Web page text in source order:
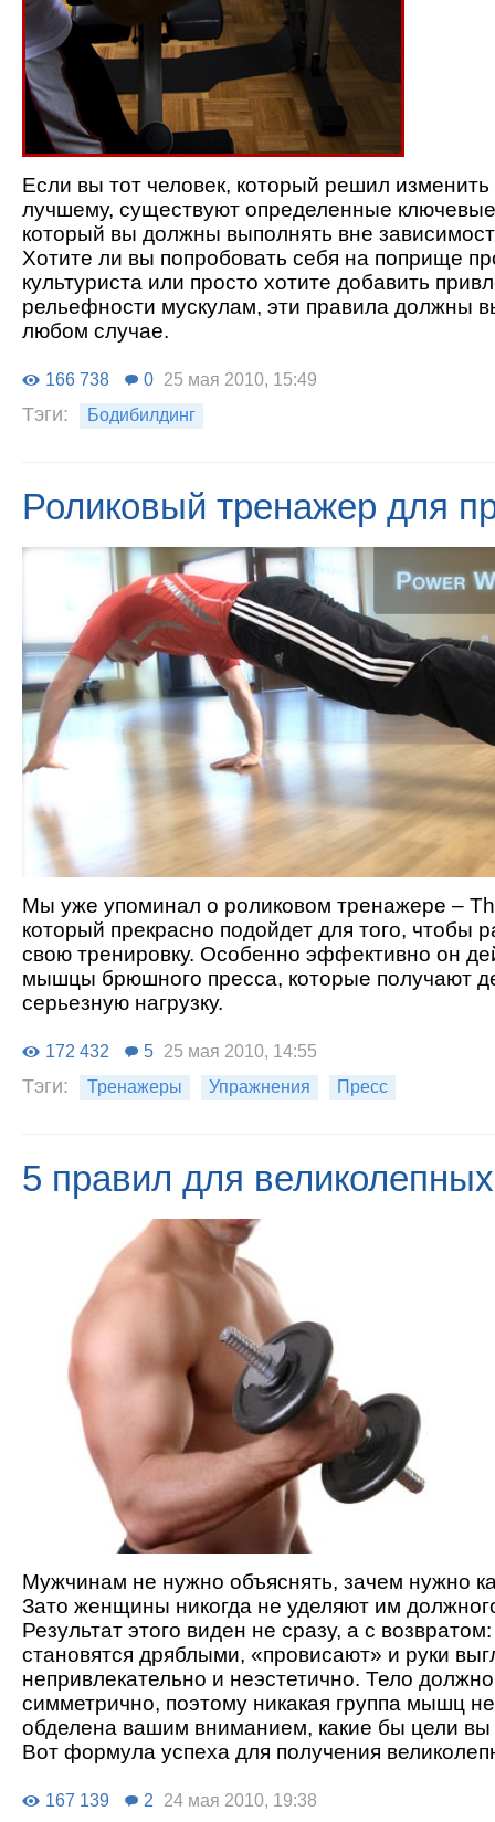
Если вы тот человек, который решил изменить
лучшему, существуют определенные
который вы должны выполнять вне
Хотите ли вы попробовать себя на поприще
культуриста или просто хотите добавить
рельефности мускулам, эти правила должны
любом случае.
166 738 0 25 мая 2010, 15:49
Тэги: Бодибилдинг
Роликовый тренажер для
Мы уже упоминал о роликовом тренажере –
который прекрасно подойдет для того, чтобы
свою тренировку. Особенно эффективно он
мышцы брюшного пресса, которые получают
серьезную нагрузку.
172 432 5 25 мая 2010, 14:55
Тэги: Тренажеры Упражнения Пресс
5 правил для
Мужчинам не нужно объяснять, зачем нужно
Зато женщины никогда не уделяют им
Результат этого виден не сразу, а с
становятся дряблыми, «провисают» и руки
непривлекательно и неэстетично. Тело
симметрично, поэтому никакая группа мышц
обделена вашим вниманием, какие бы цели
Вот формула успеха для получения
167 139 2 24 мая 2010, 19:38